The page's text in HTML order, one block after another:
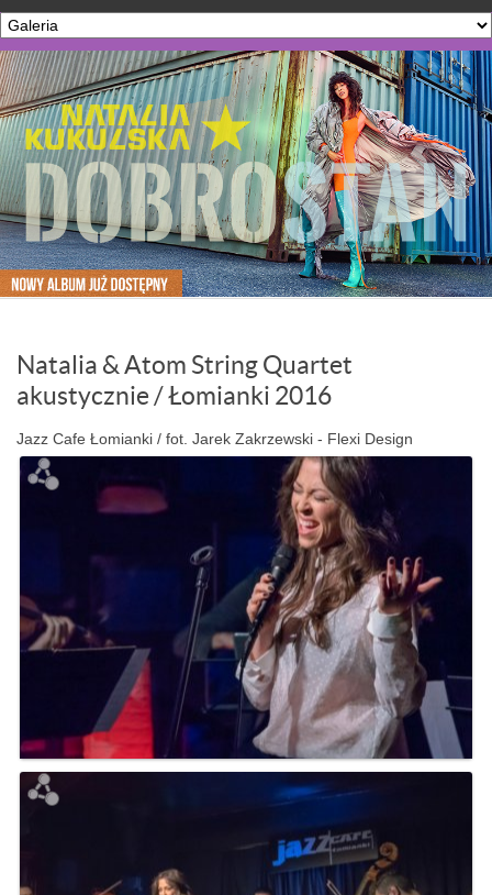
Natalia & Atom String Quartet
akustycznie / Łomianki 2016
Jazz Cafe Łomianki / fot. Jarek Zakrzewski - Flexi Design